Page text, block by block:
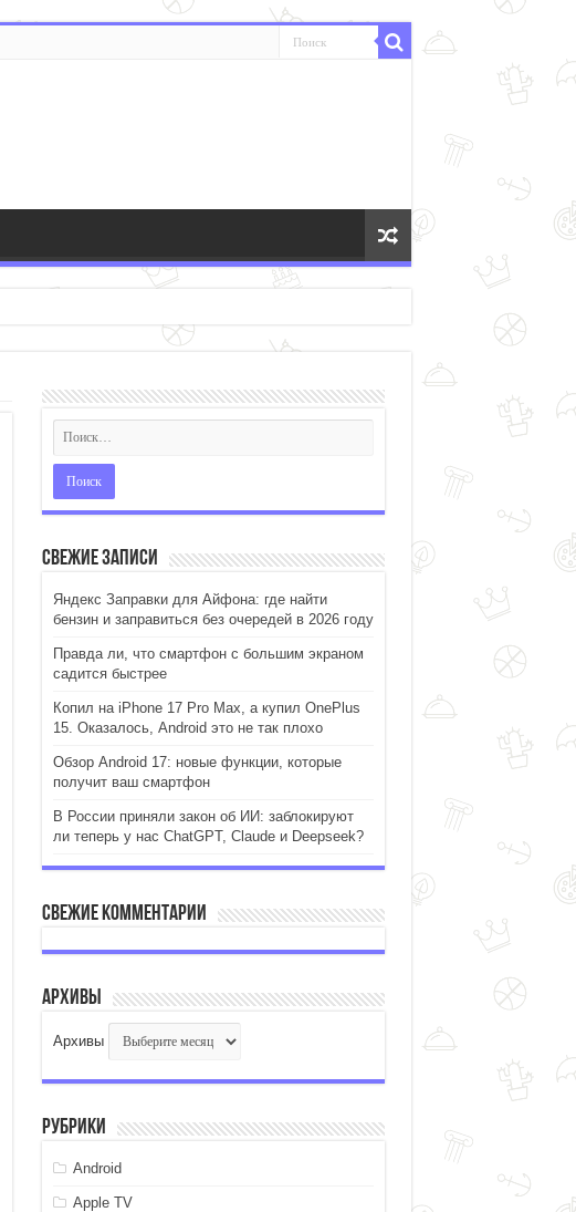
Свежие записи
Яндекс Заправки для Айфона: где найти
бензин и заправиться без очередей в 2026 году
Правда ли, что смартфон с большим экраном
садится быстрее
Копил на iPhone 17 Pro Max, а купил OnePlus
15. Оказалось, Android это не так плохо
Обзор Android 17: новые функции, которые
получит ваш смартфон
В России приняли закон об ИИ: заблокируют
ли теперь у нас ChatGPT, Claude и Deepseek?
Свежие комментарии
Архивы
Архивы
Рубрики
Android
Apple TV